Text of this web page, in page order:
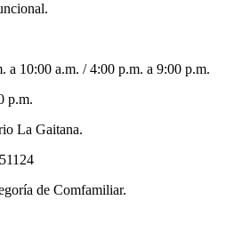
a 10:00 a.m. / 4:00 p.m. a 9:00 p.m.
p.m.
La Gaitana.
de Comfamiliar.